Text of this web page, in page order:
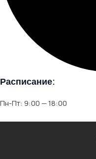
Расписание:
Пн-Пт: 9:00 — 18:00